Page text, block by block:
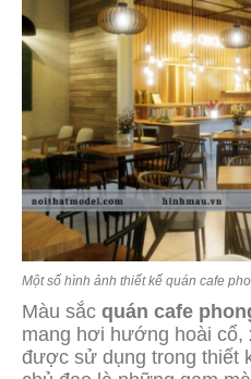
Một số hình ảnh thiết kế quán cafe
Màu sắc quán cafe
mang hơi hướng hoài
được sử dụng trong thiết